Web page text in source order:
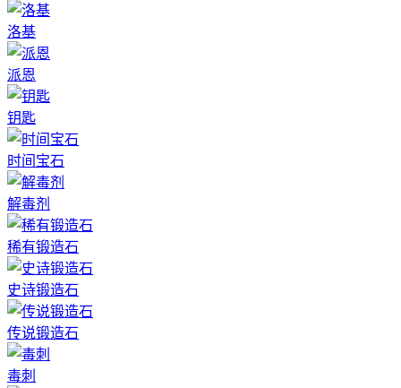
洛基
派恩
钥匙
时间宝石
解毒剂
稀有锻造石
史诗锻造石
传说锻造石
毒刺